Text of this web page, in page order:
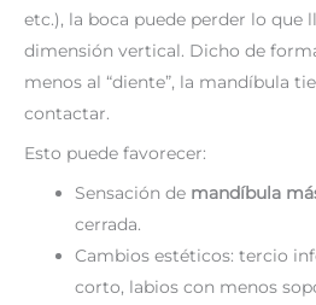
etc.), la boca puede perder lo que
dimensión vertical. Dicho de
menos al “diente”, la mandíbula
contactar.
Esto puede favorecer:
Sensación de mandíbula
cerrada.
Cambios estéticos: tercio
corto, labios con menos